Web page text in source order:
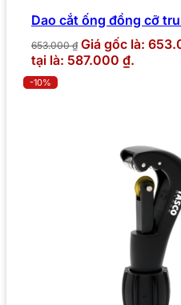
Dao cắt ống đồng cỡ
653.000₫ Giá gốc là:
tại là: 587.000 ₫.
-10%